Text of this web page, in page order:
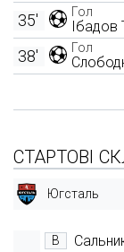
Гол
Ібадов
35'
Гол
38'
СТАРТОВІ
Югсталь
В